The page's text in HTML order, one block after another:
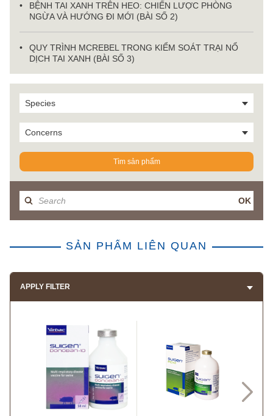
BỆNH TAI XANH TRÊN HEO: CHIẾN LƯỢC PHÒNG
NGỪA VÀ HƯỚNG ĐI MỚI (BÀI SỐ 2)
QUY TRÌNH MCREBEL TRONG KIỂM SOÁT TRẠI NỔ
DỊCH TAI XANH (BÀI SỐ 3)
Species
Concerns
Tìm sản phẩm
OK
SẢN PHẨM LIÊN QUAN
APPLY FILTER